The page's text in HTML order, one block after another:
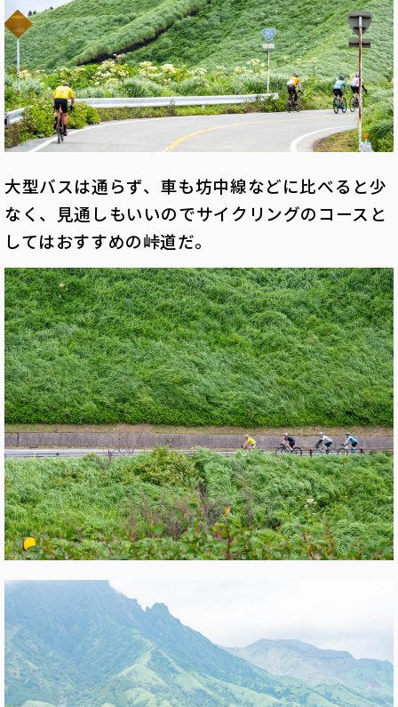
大型バスは通らず、車も坊中線などに比べると少
なく、見通しもいいのでサイクリングのコースと
してはおすすめの峠道だ。